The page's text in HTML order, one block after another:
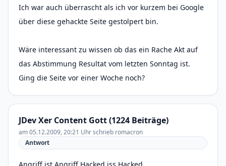
Ich war auch überrascht als ich vor kurzem bei Google
über diese gehackte Seite gestolpert bin.
Wäre interessant zu wissen ob das ein Rache Akt auf
das Abstimmung Resultat vom letzten Sonntag ist.
Ging die Seite vor einer Woche noch?
JDev Xer Content Gott (1224 Beiträge)
am 05.12.2009, 20:21 Uhr schrieb romacron
Antwort